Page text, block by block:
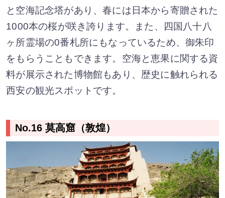
と空海記念塔があり、春には日本から寄贈された
1000本の桜が咲き誇ります。また、四国八十八
ヶ所霊場の0番札所にもなっているため、御朱印
をもらうこともできます。空海と恵果に関する資
料が展示された博物館もあり、歴史に触れられる
西安の観光スポットです。
No.16 莫高窟（敦煌）